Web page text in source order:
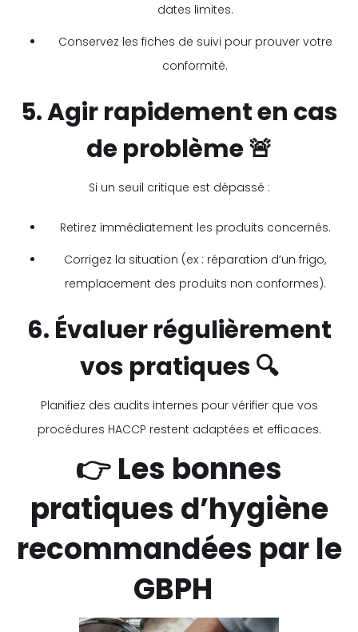
dates limites.
Conservez les fiches de suivi pour prouver votre
conformité.
5. Agir rapidement en cas
de problème 🚨
Si un seuil critique est dépassé :
Retirez immédiatement les produits concernés.
Corrigez la situation (ex : réparation d’un frigo,
remplacement des produits non conformes).
6. Évaluer régulièrement
vos pratiques 🔍
Planifiez des audits internes pour vérifier que vos
procédures HACCP restent adaptées et efficaces.
👉 Les bonnes
pratiques d’hygiène
recommandées par le
GBPH